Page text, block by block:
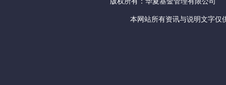
本网站所有资讯与说明文字仅